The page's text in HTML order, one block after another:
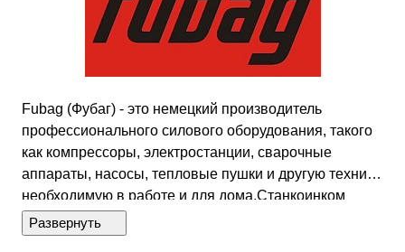
Fubag (Фубаг) - это немецкий производитель
профессионального силового оборудования, такого
как компрессоры, электростанции, сварочные
аппараты, насосы, тепловые пушки и другую технику,
необходимую в работе и для дома.Станкоинком
является официальным дилером оборудования
Fubag в России. В нашем каталоге товаров Фубаг